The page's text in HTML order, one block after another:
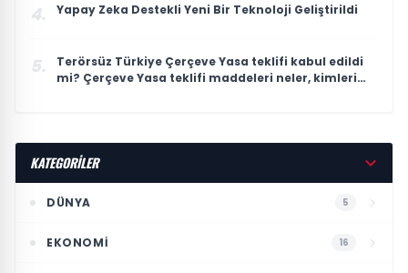
4. Yapay Zeka Destekli Yeni Bir Teknoloji Geliştirildi
5.
Terörsüz Türkiye Çerçeve Yasa teklifi kabul edildi
mi? Çerçeve Yasa teklifi maddeleri neler, kimleri
KATEGORİLER
DÜNYA 5
EKONOMI 16